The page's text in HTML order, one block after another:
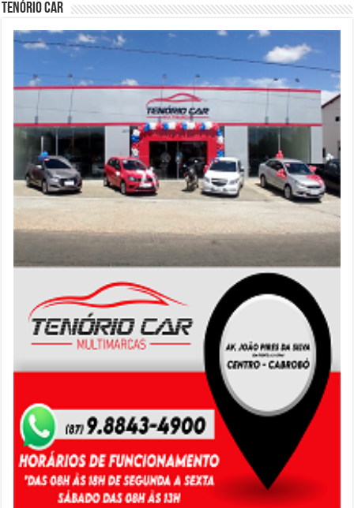
Tenório Car